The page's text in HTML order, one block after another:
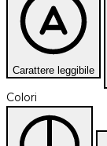
Carattere leggibile
Colori